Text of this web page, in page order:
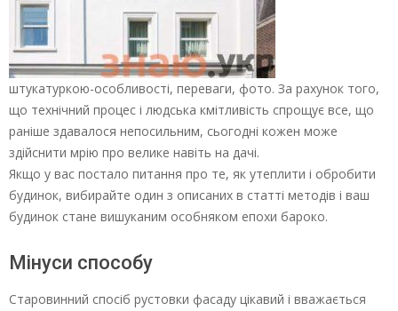
штукатуркою-особливості, переваги, фото. За рахунок того,
що технічний процес і людська кмітливість спрощує все, що
раніше здавалося непосильним, сьогодні кожен може
здійснити мрію про велике навіть на дачі.
Якщо у вас постало питання про те, як утеплити і обробити
будинок, вибирайте один з описаних в статті методів і ваш
будинок стане вишуканим особняком епохи бароко.
Мінуси способу
Старовинний спосіб рустовки фасаду цікавий і вважається